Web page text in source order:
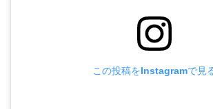
この投稿をInstagramで見